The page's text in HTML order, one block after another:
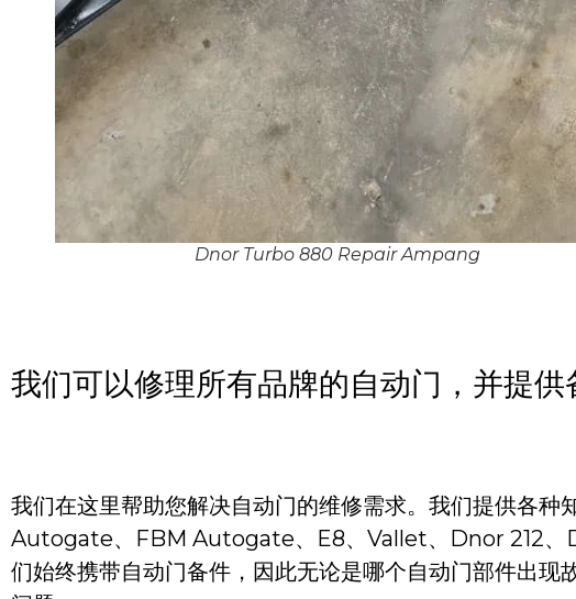
Dnor Turbo 880 Repair Ampang
我们可以修理所有品牌的自动门，并提供
我们在这里帮助您解决自动门的维修需求。我们提供各
Autogate、FBM Autogate、E8、Vallet、Dnor 212、
们始终携带自动门备件，因此无论是哪个自动门部件出